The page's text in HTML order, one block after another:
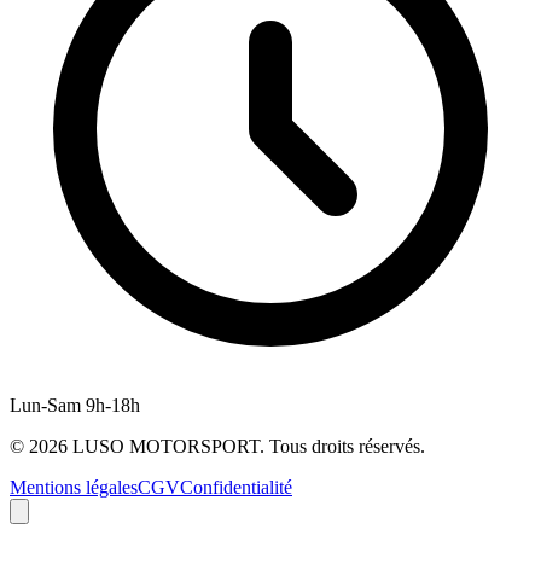
Lun-Sam 9h-18h
© 2026 LUSO MOTORSPORT. Tous droits réservés.
Mentions légalesCGVConfidentialité